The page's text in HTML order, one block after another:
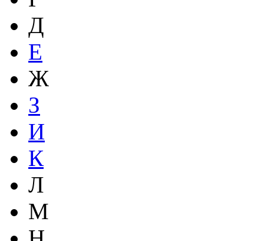
Д
Е
Ж
З
И
К
Л
М